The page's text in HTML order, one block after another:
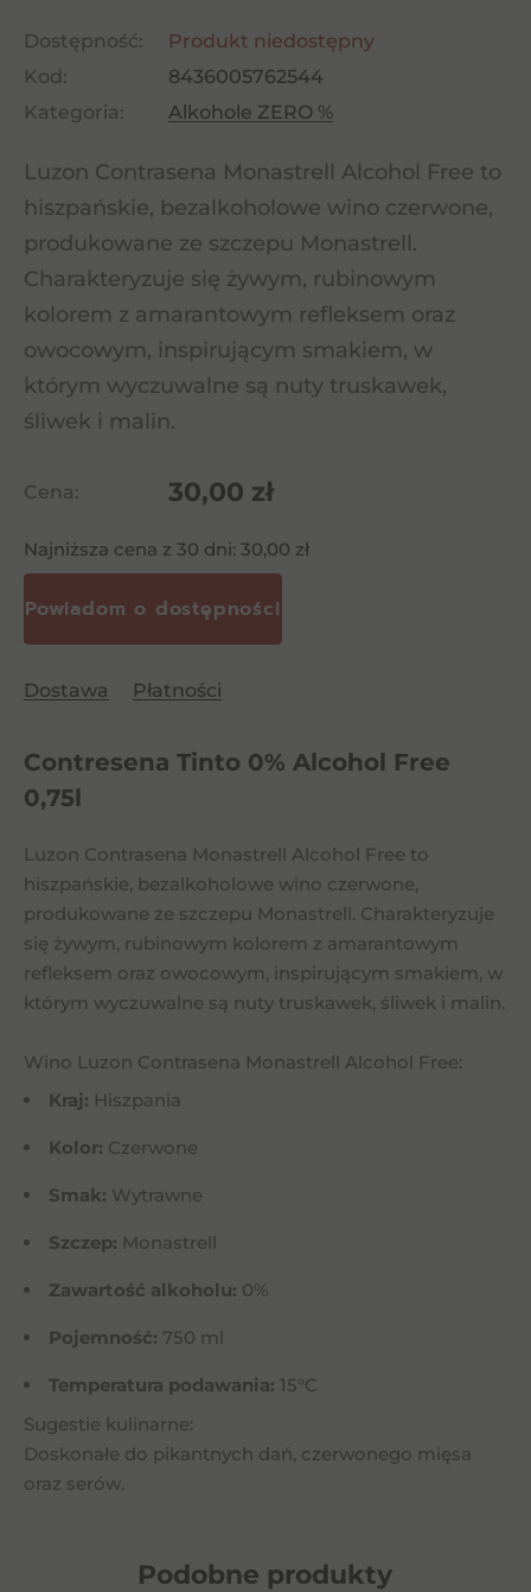
Dostępność:
Produkt niedostępny
Kod:
8436005762544
Kategoria:
Alkohole ZERO %
Luzon Contrasena Monastrell Alcohol Free to
hiszpańskie, bezalkoholowe wino czerwone,
produkowane ze szczepu Monastrell.
Charakteryzuje się żywym, rubinowym
kolorem z amarantowym refleksem oraz
owocowym, inspirującym smakiem, w
którym wyczuwalne są nuty truskawek,
śliwek i malin.
Cena: 30,00 zł
Najniższa cena z 30 dni: 30,00 zł
Dostawa Płatności
Contresena Tinto 0% Alcohol Free
0,75l
Luzon Contrasena Monastrell Alcohol Free to
hiszpańskie, bezalkoholowe wino czerwone,
produkowane ze szczepu Monastrell. Charakteryzuje
się żywym, rubinowym kolorem z amarantowym
refleksem oraz owocowym, inspirującym smakiem, w
którym wyczuwalne są nuty truskawek, śliwek i malin.
Wino Luzon Contrasena Monastrell Alcohol Free:
Kraj: Hiszpania
Kolor: Czerwone
Smak: Wytrawne
Szczep: Monastrell
Zawartość alkoholu: 0%
Pojemność: 750 ml
Temperatura podawania: 15°C
Sugestie kulinarne:
Doskonałe do pikantnych dań, czerwonego mięsa
oraz serów.
Podobne produkty